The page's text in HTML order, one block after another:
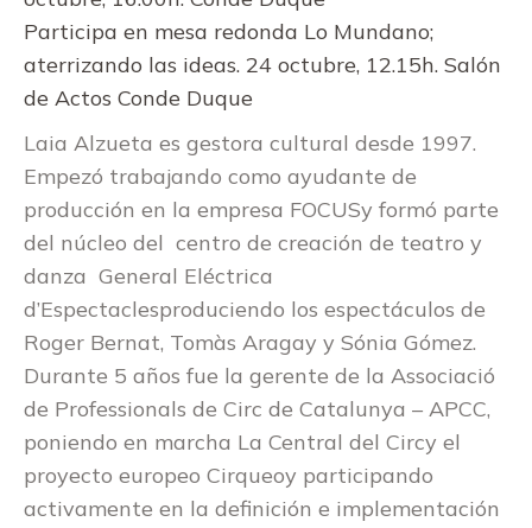
Participa en mesa redonda Lo Mundano;
aterrizando las ideas. 24 octubre, 12.15h. Salón
de Actos Conde Duque
Laia Alzueta es gestora cultural desde 1997.
Empezó trabajando como ayudante de
producción en la empresa FOCUSy formó parte
del núcleo del centro de creación de teatro y
danza General Eléctrica
d’Espectaclesproduciendo los espectáculos de
Roger Bernat, Tomàs Aragay y Sónia Gómez.
Durante 5 años fue la gerente de la Associació
de Professionals de Circ de Catalunya – APCC,
poniendo en marcha La Central del Circy el
proyecto europeo Cirqueoy participando
activamente en la definición e implementación